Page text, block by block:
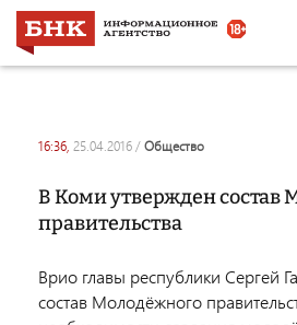
16:36, 25.04.2016 / общество
В Коми утвержден состав
правительства
Врио главы республики Сергей
состав Молодёжного